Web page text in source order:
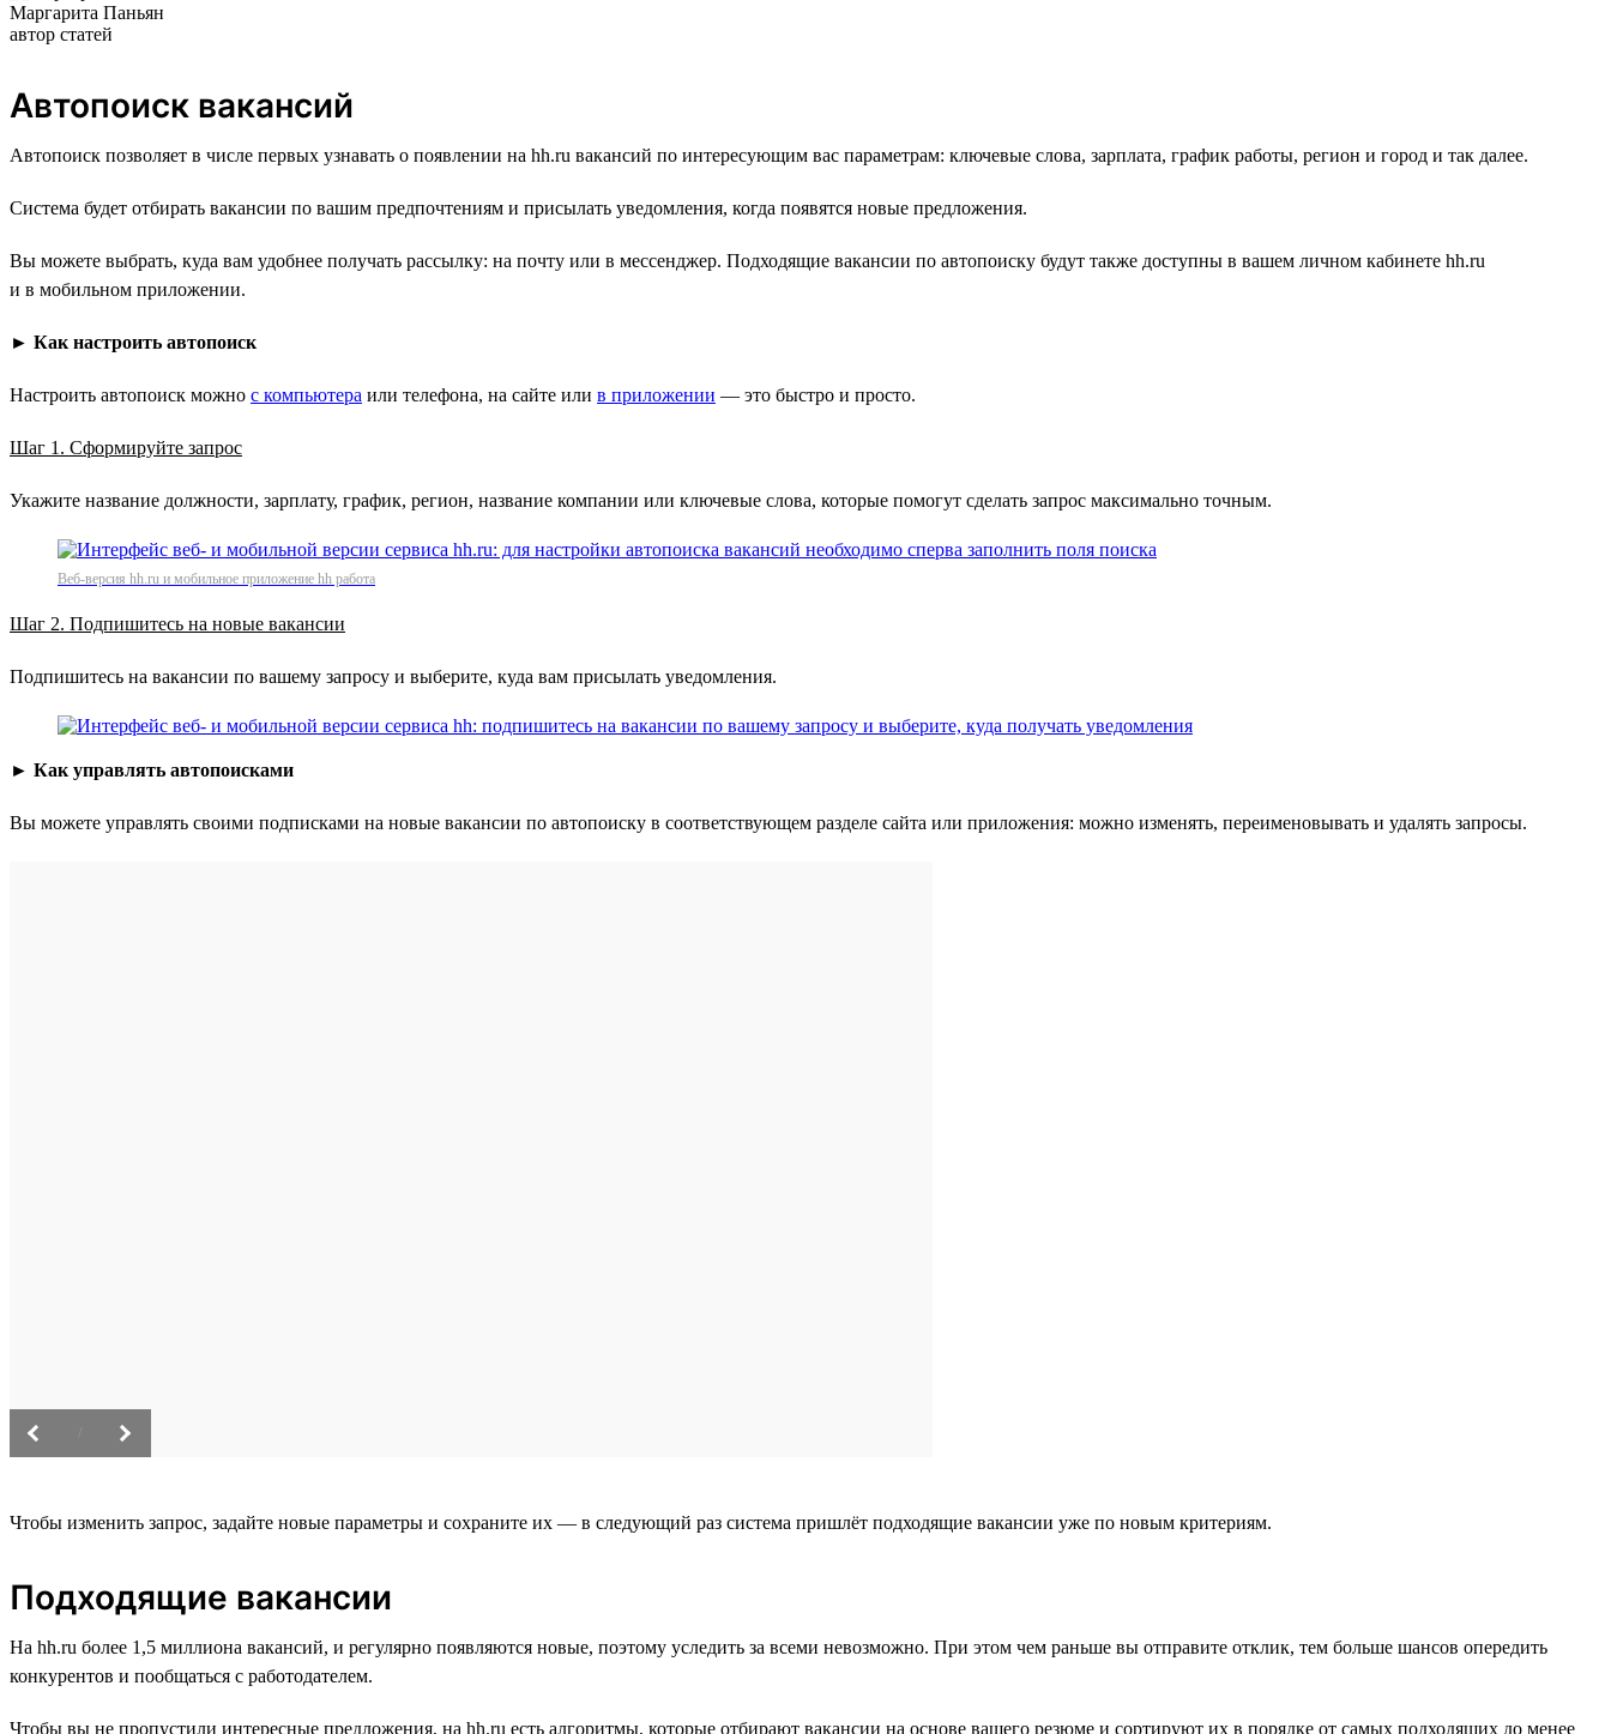
Маргарита Паньян
автор статей
Автопоиск вакансий
Автопоиск позволяет в числе первых узнавать о появлении на hh.ru вакансий по интересующим вас параметрам: ключевые слова, зарплата, график работы, регион и город и так далее.
Система будет отбирать вакансии по вашим предпочтениям и присылать уведомления, когда появятся новые предложения.
Вы можете выбрать, куда вам удобнее получать рассылку: на почту или в мессенджер. Подходящие вакансии по автопоиску будут также доступны в вашем личном кабинете hh.ru
и в мобильном приложении.
► Как настроить автопоиск
Настроить автопоиск можно с компьютера или телефона, на сайте или в приложении — это быстро и просто.
Шаг 1. Сформируйте запрос
Укажите название должности, зарплату, график, регион, название компании или ключевые слова, которые помогут сделать запрос максимально точным.
Веб-версия hh.ru и мобильное приложение hh работа
Шаг 2. Подпишитесь на новые вакансии
Подпишитесь на вакансии по вашему запросу и выберите, куда вам присылать уведомления.
► Как управлять автопоисками
Вы можете управлять своими подписками на новые вакансии по автопоиску в соответствующем разделе сайта или приложения: можно изменять, переименовывать и удалять запросы.
Чтобы изменить запрос, задайте новые параметры и сохраните их — в следующий раз система пришлёт подходящие вакансии уже по новым критериям.
Подходящие вакансии
На hh.ru более 1,5 миллиона вакансий, и регулярно появляются новые, поэтому уследить за всеми невозможно. При этом чем раньше вы отправите отклик, тем больше шансов опередить
конкурентов и пообщаться с работодателем.
Чтобы вы не пропустили интересные предложения, на hh.ru есть алгоритмы, которые отбирают вакансии на основе вашего резюме и сортируют их в порядке от самых подходящих до менее